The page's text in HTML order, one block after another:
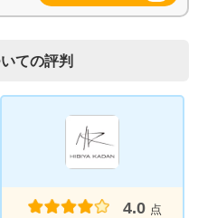
ての評判
4.0 点